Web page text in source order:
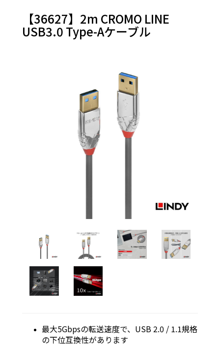
【36627】2m CROMO LINE
USB3.0 Type-Aケーブル
最大5Gbpsの転送速度で、USB 2.0 / 1.1規格
の下位互換性があります